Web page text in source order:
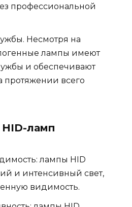
профессиональной
Несмотря на
лампы имеют
и обеспечивают
протяжении всего
ламп
лампы HID
и интенсивный свет,
видимость.